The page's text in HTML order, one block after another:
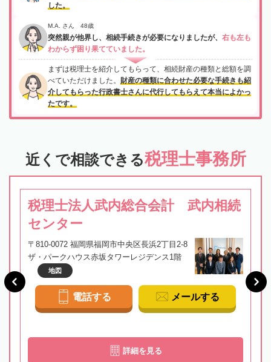
した。
M.A. さん 48歳
突然親が他界し、相続手続きが必要になりましたが、 右も左も
わからず困り果てていました。
まずは税理士を紹介してもらって、相続財産の種類と総額を調
べていただけました。 財産の種類に合わせた必要な手続きも紹
介してもらった行政書士さんに代行してもらえて本当によかっ
たです。
近くで相談できる税理士事務所
税理士法人武内総合会計 武内相続
センター
〒810-0072 福岡県福岡市中央区長浜2丁目2-8
ザ・パークハウス赤坂タワーレジデンス1階
地図
電話する メールする
詳細を見る